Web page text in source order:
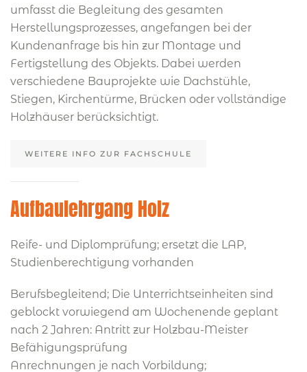
umfasst die Begleitung des gesamten
Herstellungsprozesses, angefangen bei der
Kundenanfrage bis hin zur Montage und
Fertigstellung des Objekts. Dabei werden
verschiedene Bauprojekte wie Dachstühle,
Stiegen, Kirchentürme, Brücken oder vollständige
Holzhäuser berücksichtigt.
WEITERE INFO ZUR FACHSCHULE
Aufbaulehrgang Holz
Reife- und Diplomprüfung; ersetzt die LAP,
Studienberechtigung vorhanden
Berufsbegleitend; Die Unterrichtseinheiten sind
geblockt vorwiegend am Wochenende geplant
nach 2 Jahren: Antritt zur Holzbau-Meister
Befähigungsprüfung
Anrechnungen je nach Vorbildung;